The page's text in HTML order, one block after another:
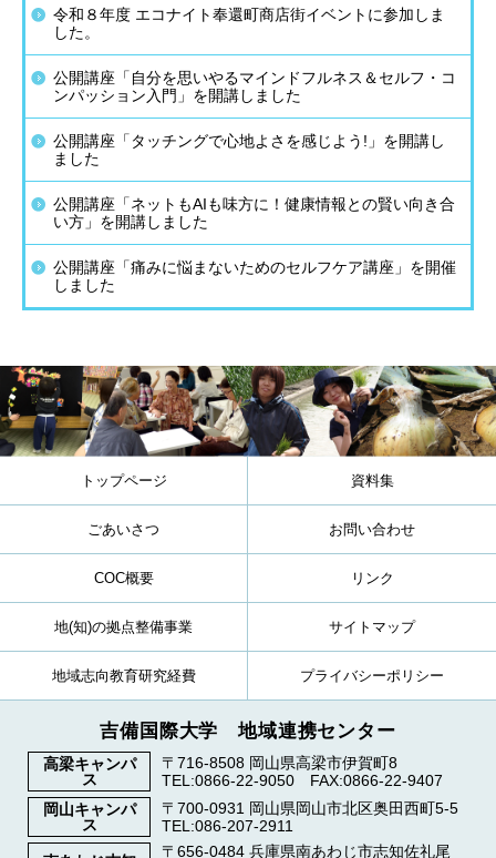
令和８年度 エコナイト奉還町商店街イベントに参加しま
した。
公開講座「自分を思いやるマインドフルネス＆セルフ・コ
ンパッション入門」を開講しました
公開講座「タッチングで心地よさを感じよう!」を開講し
ました
公開講座「ネットもAIも味方に！健康情報との賢い向き合
い方」を開講しました
公開講座「痛みに悩まないためのセルフケア講座」を開催
しました
トップページ
ごあいさつ
COC概要
地(知)の拠点整備事業
地域志向教育研究経費
資料集
お問い合わせ
リンク
サイトマップ
プライバシーポリシー
吉備国際大学 地域連携センター
高梁キャンパ
ス
〒716-8508 岡山県高梁市伊賀町8
TEL:0866-22-9050 FAX:0866-22-9407
岡山キャンパ
ス
〒700-0931 岡山県岡山市北区奥田西町5-5
TEL:086-207-2911
〒656-0484 兵庫県南あわじ市志知佐礼尾